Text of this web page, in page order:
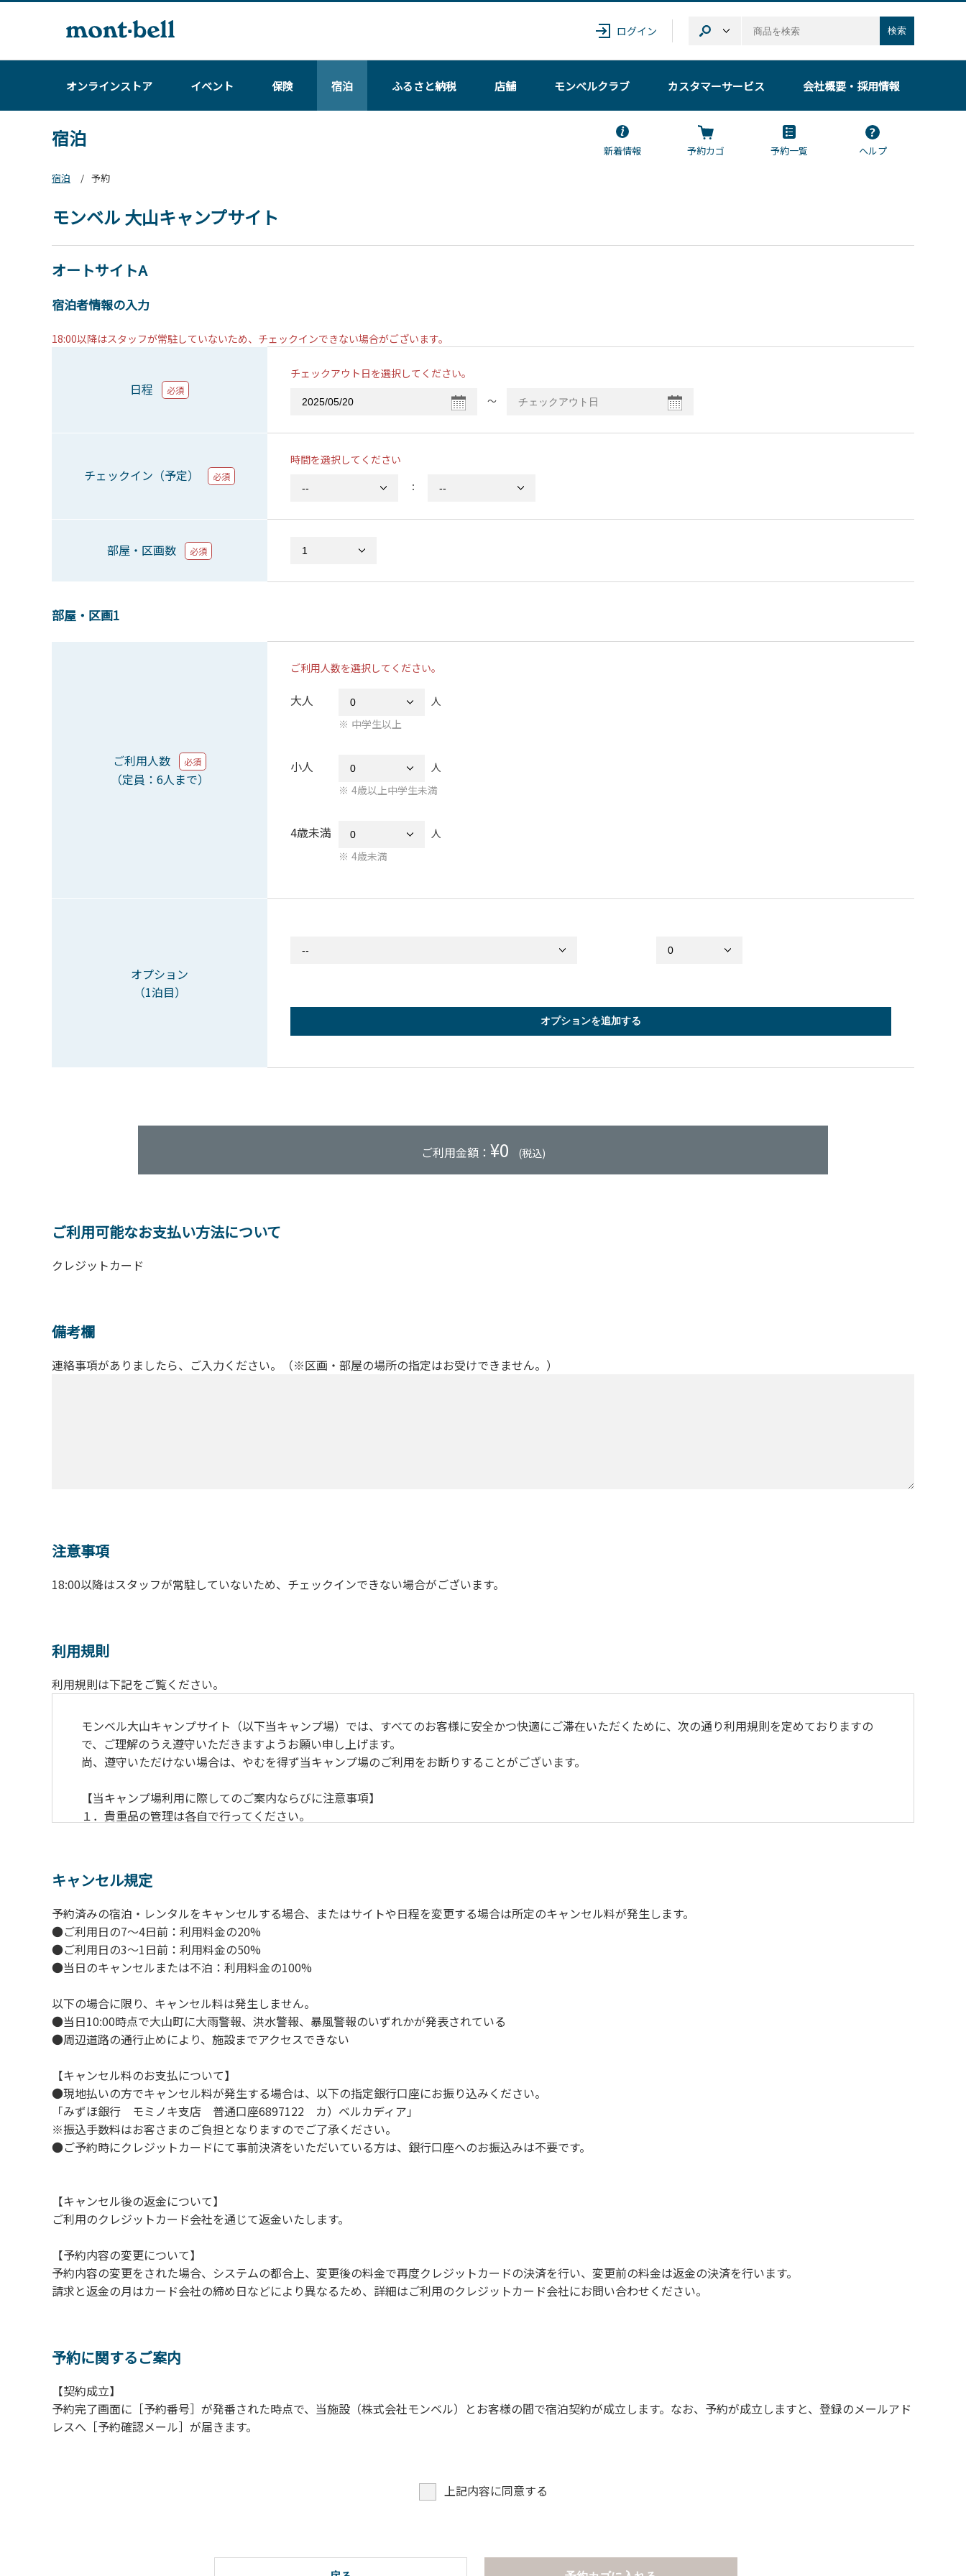
ログイン 検索
オンラインストア イベント 保険 宿泊 ふるさと納税 店舗 モンベルクラブ カスタマーサービス 会社概要・採用情報
宿泊
新着情報 予約カゴ 予約一覧
ヘルプ
宿泊
予約
モンベル 大山キャンプサイト
オートサイトA
宿泊者情報の入力
18:00以降はスタッフが常駐していないため、チェックインできない場合がございます。
日程 必須
チェックアウト日を選択してください。
〜
チェックイン（予定） 必須
時間を選択してください
：
部屋・区画数 必須
部屋・区画1
ご利用人数 必須
（定員：6人まで）
ご利用人数を選択してください。
大人
人
中学生以上
小人
人
4歳以上中学生未満
4歳未満
人
4歳未満
オプション
（1泊目）
オプションを追加する
ご利用金額： ¥0 (税込)
ご利用可能なお支払い方法について
クレジットカード
備考欄
連絡事項がありましたら、ご入力ください。（※区画・部屋の場所の指定はお受けできません。）
注意事項
18:00以降はスタッフが常駐していないため、チェックインできない場合がございます。
利用規則
利用規則は下記をご覧ください。
モンベル大山キャンプサイト（以下当キャンプ場）では、すべてのお客様に安全かつ快適にご滞在いただくために、次の通り利用規則を定めておりますの
で、ご理解のうえ遵守いただきますようお願い申し上げます。
尚、遵守いただけない場合は、やむを得ず当キャンプ場のご利用をお断りすることがございます。
【当キャンプ場利用に際してのご案内ならびに注意事項】
１．貴重品の管理は各自で行ってください。
４．当キャンプ場内を車で移動する場合は徐行運転（5ｋｍ/ｈ以下）を行なってください。
５．ゴミ（可燃）は指定のゴミ袋に分別した上で、指定の場所へ捨ててください。ビン・缶・ペットボトルおよび不燃ゴミは持ち帰りお願いします。
６．BBQ及び焚火台の灰につきましては鎮火を確認した上で指定の回収場所へ廃棄してください。
７．暴力団等反社会勢力及びその関係者ならびに公共の秩序、善良の風俗に反する恐れのある場合には、ご利用をお断りいたします。
８．不可抗力以外の事由により建造物、家具、備品、その他の物品を損傷、紛失、汚染させた場合には、相当額を弁償していただくことがあります。
９．当キャンプ場内（駐車場を含む）での事故や盗難などにつきましては、一切の責任を負いかねます。
１０．車中で宿泊される場合は、必ずエンジンを停止してください。
１１．他の宿泊者のご迷惑になりますので、21時～翌朝6時の間車輌移動はご遠慮ください。
１２．レンタル品は管理棟に返却してください。
１３．動物（ペット類）の同伴はご遠慮願います。（愛犬と宿泊可能なサイトは除く）
１４．キャンプ場内に喫煙所はございません。他のお客様のご迷惑にならないようにご配慮願います。
【当キャンプ場での禁止事項】
１．花火（手持ちや打ち上げなど全て）。
２．地面への直火、デッキ上での焚き火、BBQ、キャンプファイヤー。
３．硬いボールでの球技。（野球、キャッチボール・サッカーなど）
４．大きな音で音楽や楽器などを鳴らす行為。（ 但し貸切イベントは除く）
６．申込みされたサイト以外のサイトの利用や共用部（シャワー棟、水道など）の占有行為。
７．許可無く広告物の配布や掲示または物品の販売等を行なうこと 。
８．その他 周りに迷惑となるような行為（夜間の大声での談笑等）や他人に嫌悪感を与えるような行為。
【常設テント利用に際しての注意事項ならびに禁止事項】
１．全室禁煙です。
２．動物（ペット類）の同伴はご遠慮願います。
キャンセル規定
予約済みの宿泊・レンタルをキャンセルする場合、またはサイトや日程を変更する場合は所定のキャンセル料が発生します。
●ご利用日の7～4日前：利用料金の20%
●ご利用日の3～1日前：利用料金の50%
●当日のキャンセルまたは不泊：利用料金の100%
以下の場合に限り、キャンセル料は発生しません。
●当日10:00時点で大山町に大雨警報、洪水警報、暴風警報のいずれかが発表されている
●周辺道路の通行止めにより、施設までアクセスできない
【キャンセル料のお支払について】
●現地払いの方でキャンセル料が発生する場合は、以下の指定銀行口座にお振り込みください。
「みずほ銀行 モミノキ支店 普通口座6897122 カ）ベルカディア」
※振込手数料はお客さまのご負担となりますのでご了承ください。
●ご予約時にクレジットカードにて事前決済をいただいている方は、銀行口座へのお振込みは不要です。
【キャンセル後の返金について】
ご利用のクレジットカード会社を通じて返金いたします。
【予約内容の変更について】
予約内容の変更をされた場合、システムの都合上、変更後の料金で再度クレジットカードの決済を行い、変更前の料金は返金の決済を行います。
請求と返金の月はカード会社の締め日などにより異なるため、詳細はご利用のクレジットカード会社にお問い合わせください。
予約に関するご案内
【契約成立】
予約完了画面に［予約番号］が発番された時点で、当施設（株式会社モンベル）とお客様の間で宿泊契約が成立します。なお、予約が成立しますと、登録のメールアド
レスへ［予約確認メール］が届きます。
上記内容に同意する